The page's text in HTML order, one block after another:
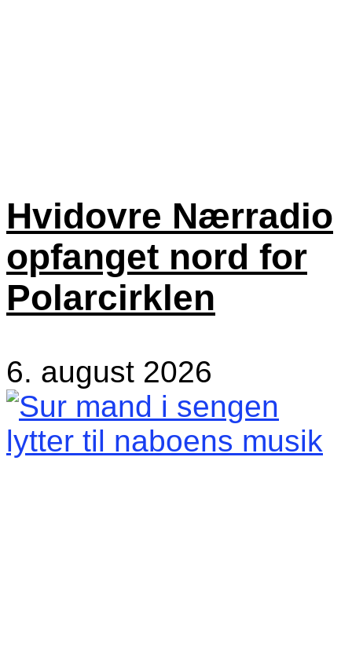
Hvidovre Nærradio
opfanget nord for
Polarcirklen
6. august 2026